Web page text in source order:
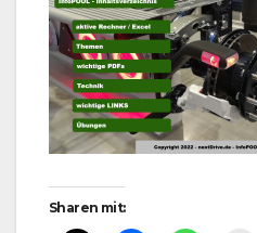
Sharen mit: